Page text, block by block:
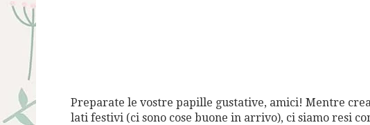
Preparate le vostre papille gustative, amici! Mentre
lati festivi (ci sono cose buone in arrivo), ci siamo resi